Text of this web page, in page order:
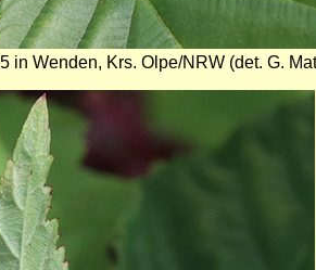
in Wenden, Krs. Olpe/NRW (det. G.